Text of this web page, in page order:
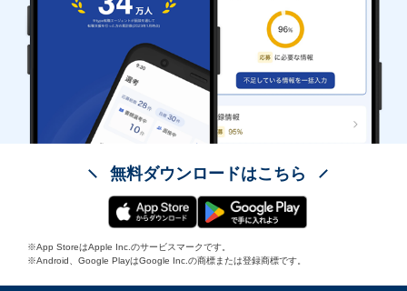
無料ダウンロードはこちら
※App StoreはApple Inc.のサービスマークです。
※Android、Google PlayはGoogle Inc.の商標または登録商標です。